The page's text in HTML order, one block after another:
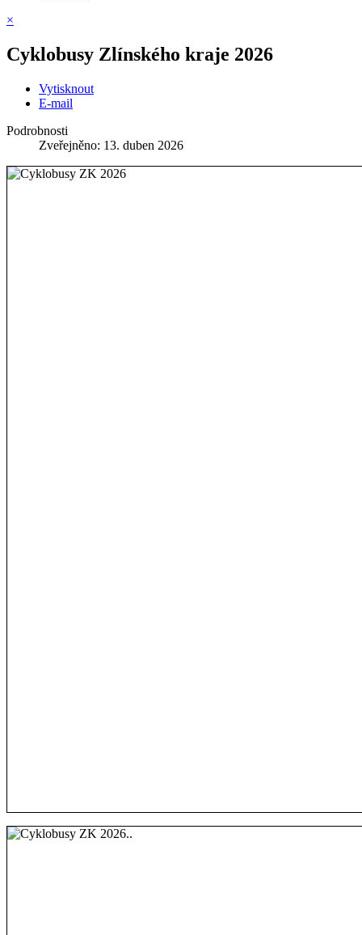
×
Cyklobusy Zlínského kraje 2026
Vytisknout
E-mail
Podrobnosti
Zveřejněno: 13. duben 2026